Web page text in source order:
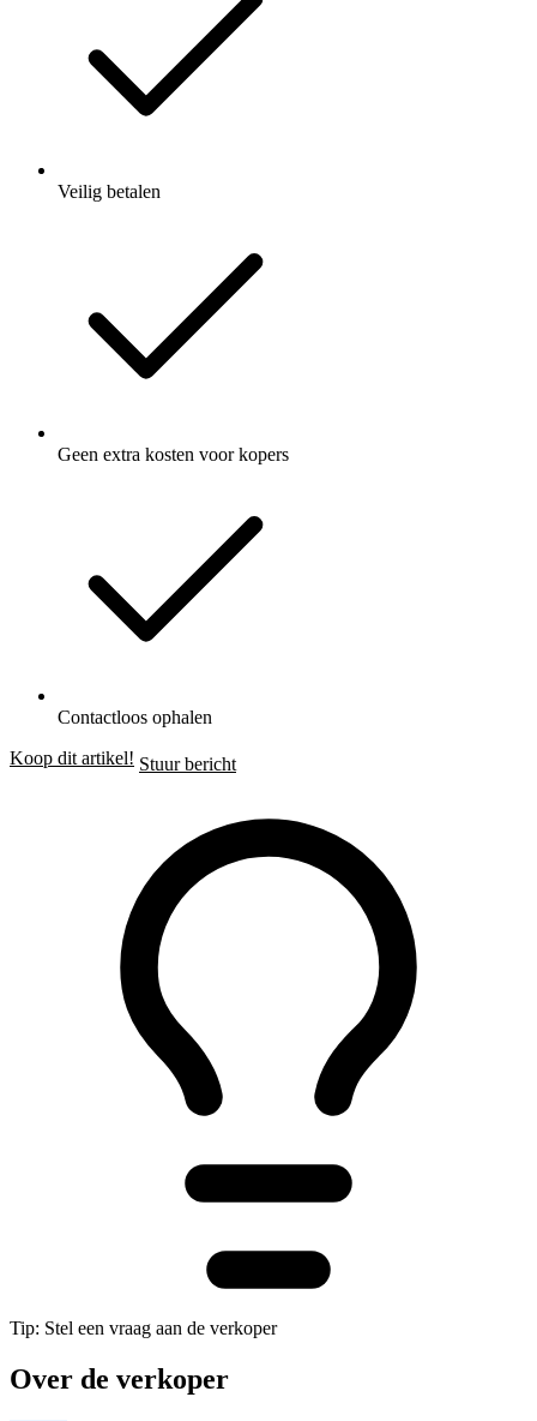
Veilig betalen
Geen extra kosten voor kopers
Contactloos ophalen
Koop dit artikel! Stuur bericht
Tip: Stel een vraag aan de verkoper
Over de verkoper